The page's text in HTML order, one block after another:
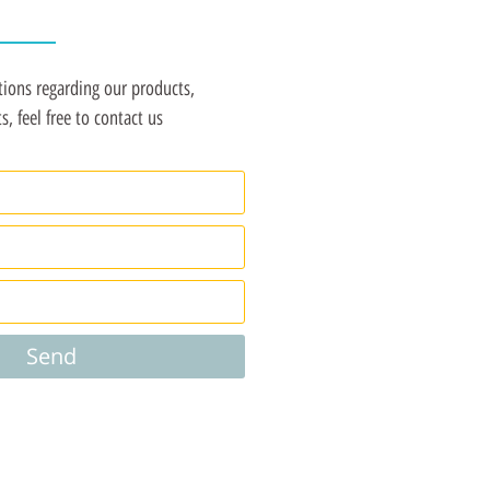
regarding our products,
feel free to contact us
Send